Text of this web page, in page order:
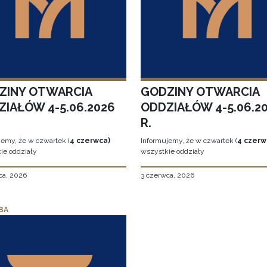
OTWARCIA
4-5.06.2026
że w czwartek (4 czerwca)
oddziały
2026
GODZINY OTWARCIA
ODDZIAŁÓW 4-
R.
Informujemy, że w czwartek (4
wszystkie oddziały
3 czerwca, 2026